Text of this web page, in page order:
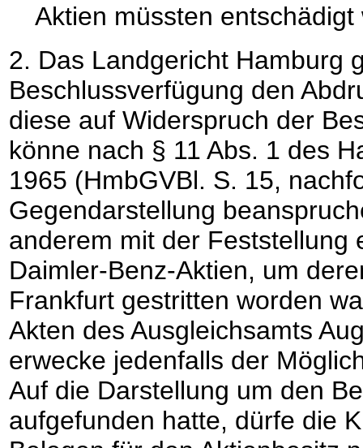
Aktien müssten
2. Das Landgericht Hamburg
Beschlussverfügung den
diese auf Widerspruch der
könne nach § 11 Abs. 1 des
1965 (HmbGVBl. S. 15,
Gegendarstellung
anderem mit der Feststellung
Daimler-Benz-Aktien, um
Frankfurt gestritten worden
Akten des Ausgleichsamts
erwecke jedenfalls der
Auf die Darstellung um den
aufgefunden hatte, dürfe die